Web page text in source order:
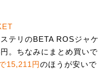
テリのBETA ROSジャケ
。ちなみにまとめ買いで
15,211円のほうが安いで